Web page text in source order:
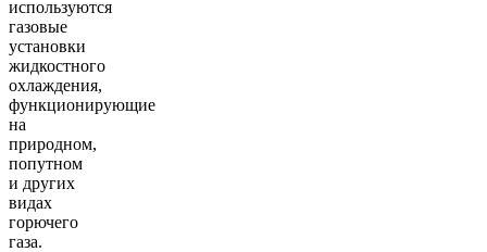
используются
газовые
установки
жидкостного
охлаждения,
функционирующие
на
природном,
попутном
и других
видах
горючего
газа.